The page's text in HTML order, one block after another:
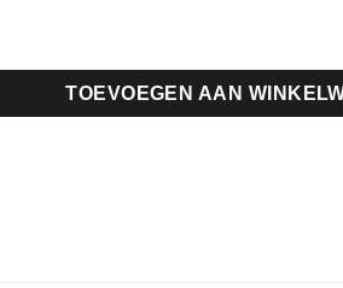
t/m 15 oktober 2021: Rijder
TOEVOEGEN AAN